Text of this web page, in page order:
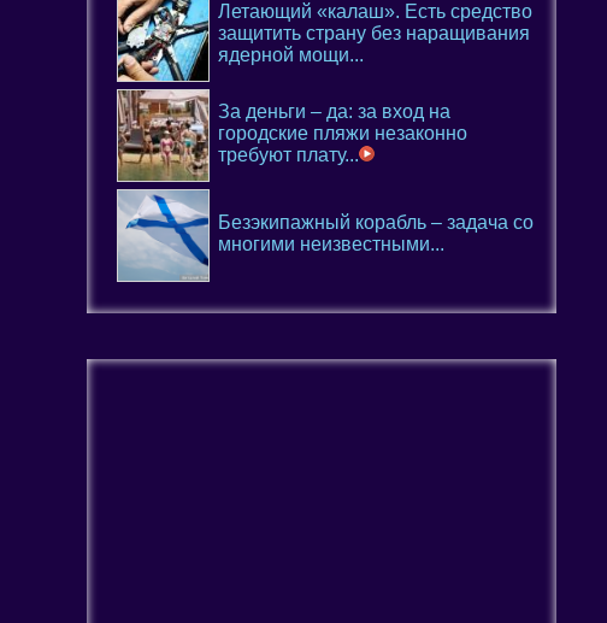
Летающий «калаш». Есть средство
защитить страну без наращивания
ядерной мощи...
За деньги – да: за вход на
городские пляжи незаконно
требуют плату...
Безэкипажный корабль – задача со
многими неизвестными...